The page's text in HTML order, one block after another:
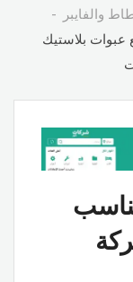
والفايبر
عبوات بلاستيك